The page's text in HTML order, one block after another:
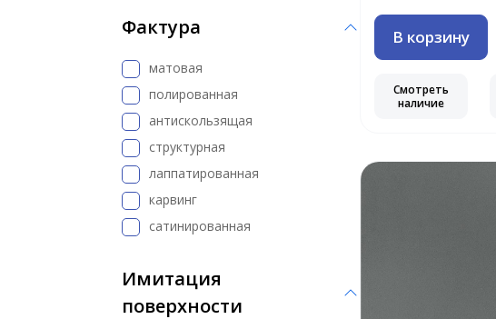
Фактура
матовая
полированная
антискользящая
структурная
лаппатированная
карвинг
сатинированная
Имитация
поверхности
В корзину
Смотреть
наличие